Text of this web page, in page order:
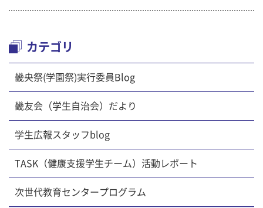
カテゴリ
畿央祭(学園祭)実行委員Blog
畿友会（学生自治会）だより
学生広報スタッフblog
TASK（健康支援学生チーム）活動レポート
次世代教育センタープログラム